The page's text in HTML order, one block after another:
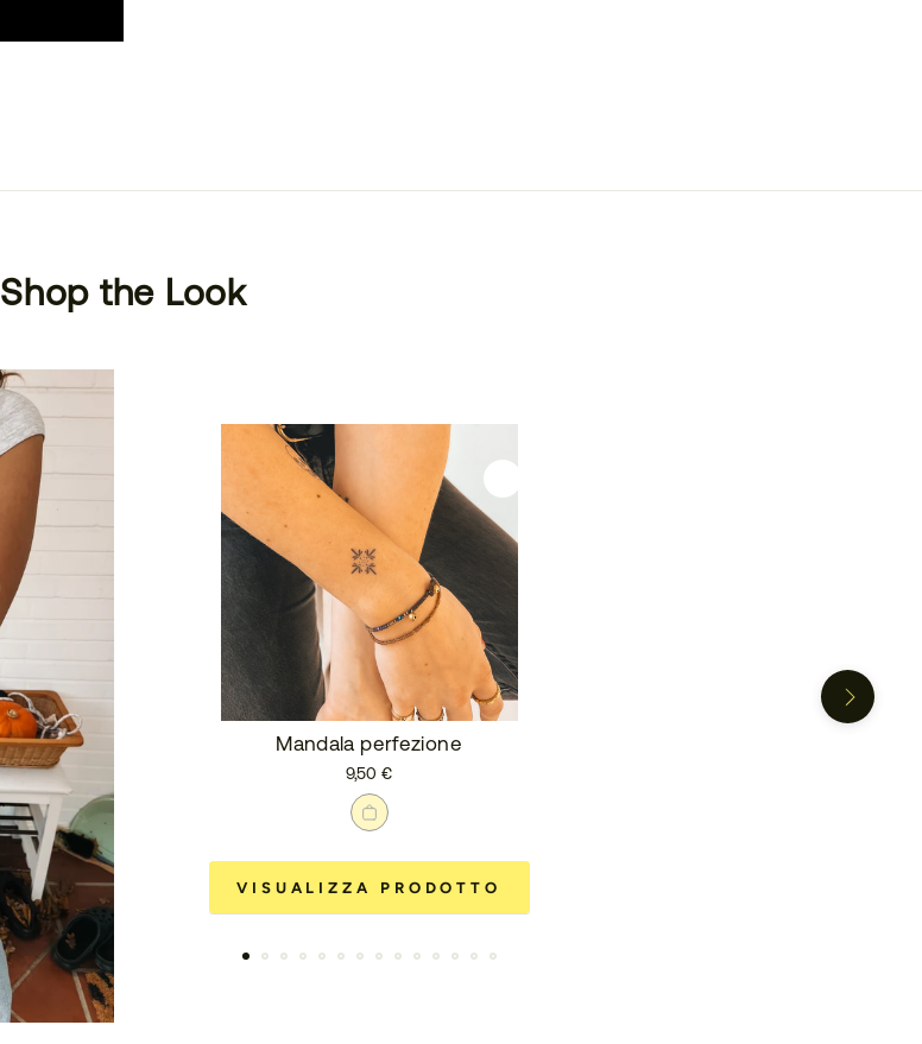
Shop the Look
Mandala perfezione
9,50 €
VISUALIZZA PRODOTTO